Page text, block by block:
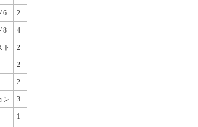
6 2
8 4
ト 2
2
2
ン 3
1